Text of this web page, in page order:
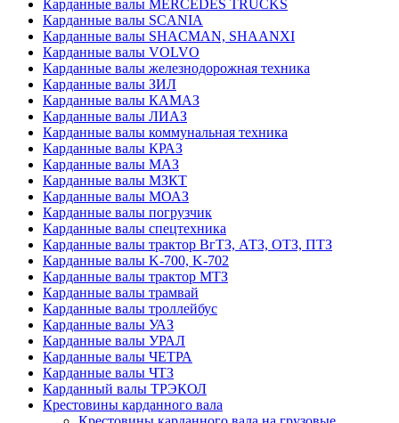
Карданные валы MERCEDES TRUCKS
Карданные валы SCANIA
Карданные валы SHACMAN, SHAANXI
Карданные валы VOLVO
Карданные валы железнодорожная техника
Карданные валы ЗИЛ
Карданные валы КАМАЗ
Карданные валы ЛИАЗ
Карданные валы коммунальная техника
Карданные валы КРАЗ
Карданные валы МАЗ
Карданные валы МЗКТ
Карданные валы МОАЗ
Карданные валы погрузчик
Карданные валы спецтехника
Карданные валы трактор ВгТЗ, АТЗ, ОТЗ, ПТЗ
Карданные валы K-700, K-702
Карданные валы трактор МТЗ
Карданные валы трамвай
Карданные валы троллейбус
Карданные валы УАЗ
Карданные валы УРАЛ
Карданные валы ЧЕТРА
Карданные валы ЧТЗ
Карданный валы ТРЭКОЛ
Крестовины карданного вала